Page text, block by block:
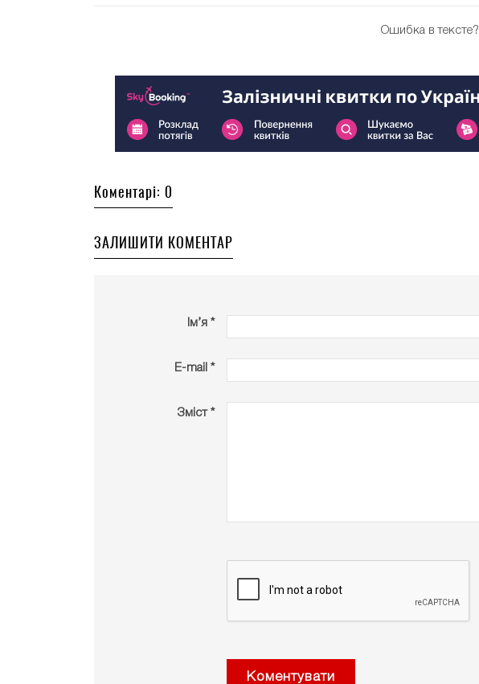
Ошибка в тексте?
Коментарі: 0
ЗАЛИШИТИ КОМЕНТАР
Ім’я *
E-mail *
Зміст *
Коментувати